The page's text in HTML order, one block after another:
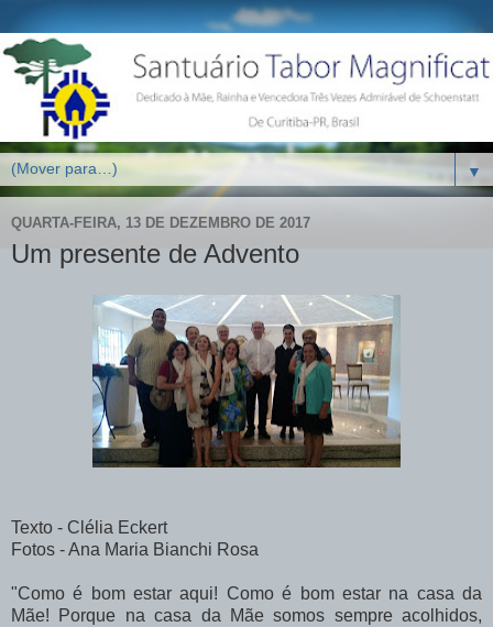
▼
QUARTA-FEIRA, 13 DE DEZEMBRO DE 2017
Um presente de Advento
Texto - Clélia Eckert
Fotos - Ana Maria Bianchi Rosa
"Como é bom estar aqui! Como é bom estar na casa da
Mãe! Porque na casa da Mãe somos sempre acolhidos,